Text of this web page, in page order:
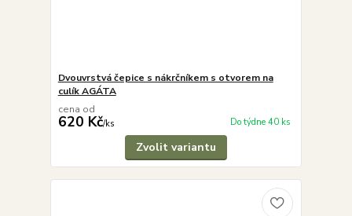
Dvouvrstvá čepice s nákrčníkem s otvorem na
culík AGÁTA
cena od
620 Kč/ks Do týdne 40 ks
Zvolit variantu